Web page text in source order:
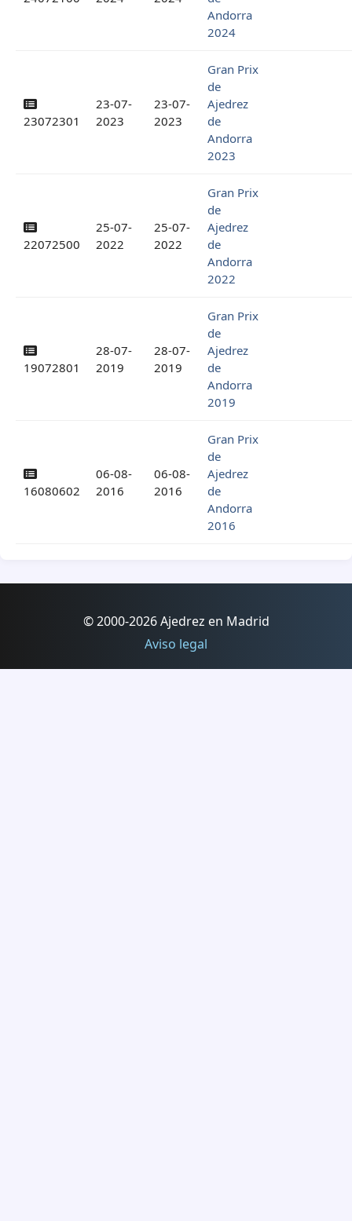
Andorra
2024
23072301
23-07-
2023
23-07-
2023
Gran Prix
de
Ajedrez
de
Andorra
2023
22072500
25-07-
2022
25-07-
2022
Gran Prix
de
Ajedrez
de
Andorra
2022
19072801
28-07-
2019
28-07-
2019
Gran Prix
de
Ajedrez
de
Andorra
2019
16080602
06-08-
2016
06-08-
2016
Gran Prix
de
Ajedrez
de
Andorra
2016
© 2000-2026 Ajedrez en Madrid
Aviso legal